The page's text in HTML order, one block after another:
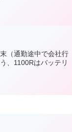
（通勤途中で会社行
、1100Rはバッテリ